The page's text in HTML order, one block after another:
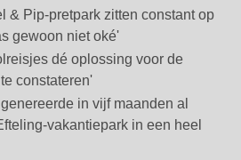
& Pip-pretpark zitten constant op
gewoon niet oké'
dé oplossing voor de
constateren'
in vijf maanden al
vakantiepark in een heel